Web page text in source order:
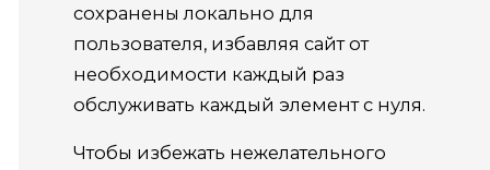
сохранены локально для
пользователя, избавляя сайт от
необходимости каждый раз
обслуживать каждый элемент с нуля.
Чтобы избежать нежелательного